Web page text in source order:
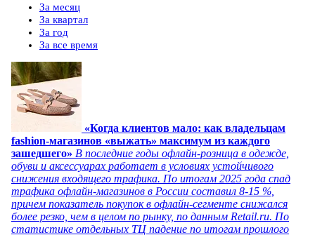
За месяц
За квартал
За год
За все время
«Когда клиентов мало: как владельцам
fashion-магазинов «выжать» максимум из каждого
зашедшего» В последние годы офлайн-розница в одежде,
обуви и аксессуарах работает в условиях устойчивого
снижения входящего трафика. По итогам 2025 года спад
трафика офлайн-магазинов в России составил 8-15 %,
причем показатель покупок в офлайн-сегменте снижался
более резко, чем в целом по рынку, по данным Retail.ru. По
статистике отдельных ТЦ падение по итогам прошлого